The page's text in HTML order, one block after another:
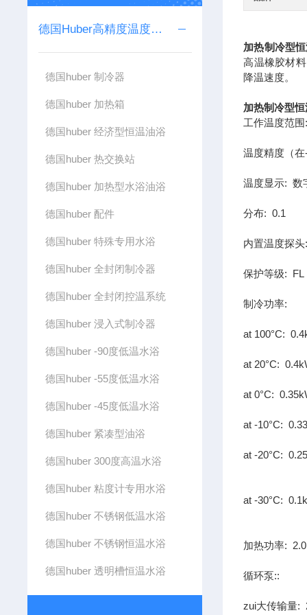
德国Huber高精度温度控制器
德国huber 制冷器
德国huber 加热箱
德国huber 经济型恒温油浴
德国huber 热交换站
德国huber 加热型水浴油浴
德国huber 配件
德国huber 特殊专用水浴
德国huber 全封闭制冷器
德国huber 全封闭控温系统
德国huber 浸入式制冷器
德国huber -90度低温水浴
德国huber -55度低温水浴
德国huber -45度低温水浴
德国huber 紧凑型油浴
德国huber 300度高温水浴
德国huber 粘度计专用水浴
德国huber 不锈钢低温水浴
德国huber 不锈钢恒温水浴
德国huber 透明槽恒温水浴
加热制冷型
高温橡胶材
降温速度。
加热制冷型
工作温度范
温度精度（
温度显示: 数
分布: 0.1
内置温度探
保护等级: FL
制冷功率:
at 100°C:
at 20°C:
at 0°C:
at -10°C:
at -20°C:
at -30°C:
加热功率:
循环泵::
zui大传输量: